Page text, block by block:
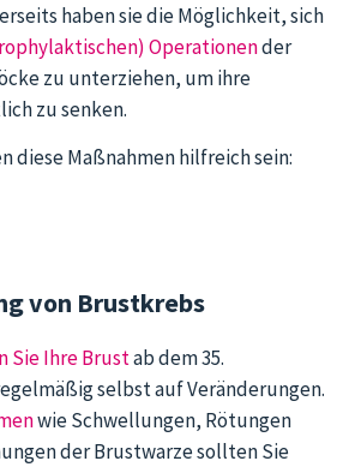
haben sie die Möglichkeit, sich
Operationender
zu unterziehen, um ihre
zu senken.
diese Maßnahmen hilfreich sein:
von Brustkrebs
Sie Ihre Brustab dem 35.
selbst auf Veränderungen.
wie Schwellungen, Rötungen
der Brustwarze sollten Sie